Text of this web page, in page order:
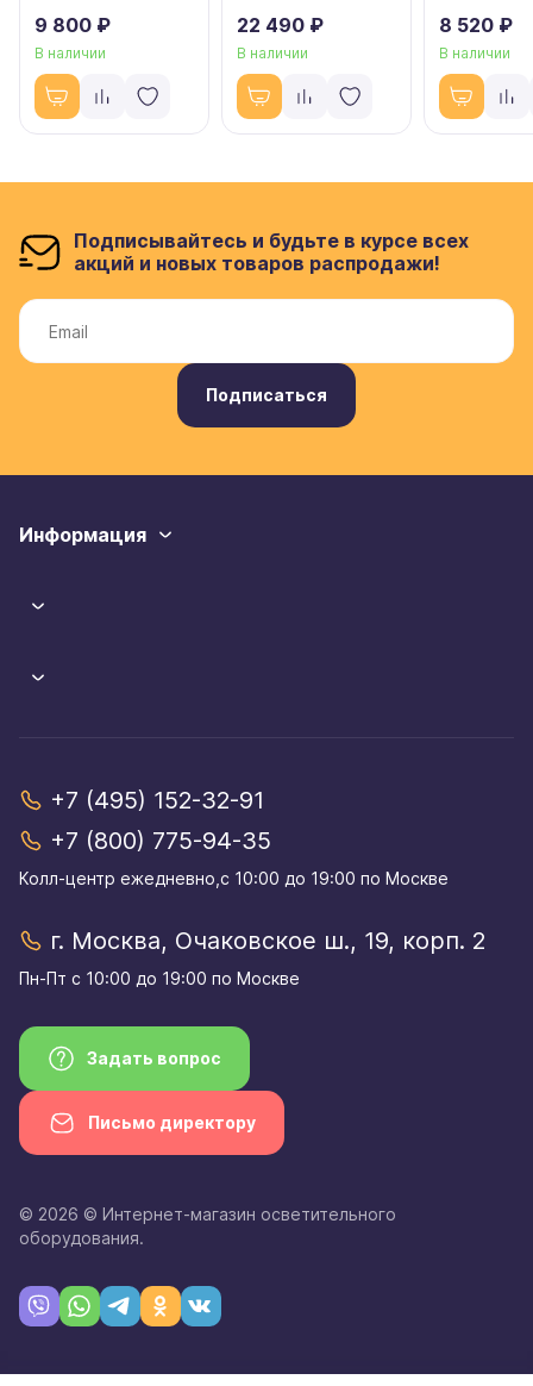
9 800 ₽
В наличии
22 490 ₽
В наличии
8 520 ₽
В наличии
Подписывайтесь и будьте в курсе всех
акций и новых товаров распродажи!
Подписаться
Информация
+7 (495) 152-32-91
+7 (800) 775-94-35
Колл-центр eжедневно,с 10:00 до 19:00 по Москве
г. Москва, Очаковское ш., 19, корп. 2
Пн-Пт с 10:00 до 19:00 по Москве
Задать вопрос
Письмо директору
© 2026 © Интернет-магазин осветительного
оборудования.